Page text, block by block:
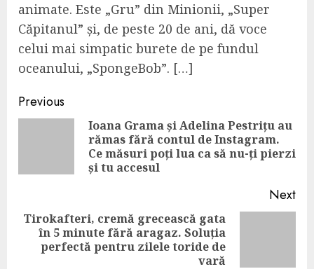
animate. Este „Gru” din Minionii, „Super
Căpitanul” și, de peste 20 de ani, dă voce
celui mai simpatic burete de pe fundul
oceanului, „SpongeBob”. […]
Continue
Reading
Previous
Ioana Grama și Adelina Pestrițu au
rămas fără contul de Instagram.
Ce măsuri poți lua ca să nu-ți pierzi
și tu accesul
Next
Next
post:
Tirokafteri, cremă grecească gata
în 5 minute fără aragaz. Soluția
perfectă pentru zilele toride de
vară